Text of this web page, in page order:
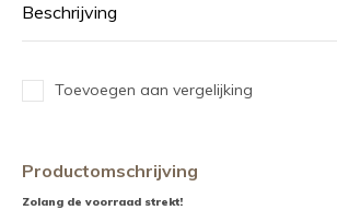
Beschrijving
Toevoegen aan vergelijking
Productomschrijving
Zolang de voorraad strekt!